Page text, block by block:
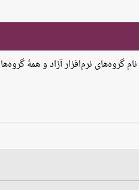
نرم‌افزار آزاد و همهٔ